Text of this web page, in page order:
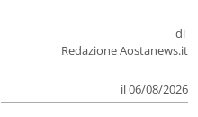
di
Redazione Aostanews.it
il 06/08/2026